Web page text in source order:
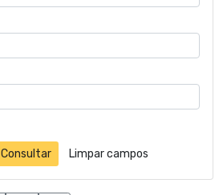
Consultar Limpar campos